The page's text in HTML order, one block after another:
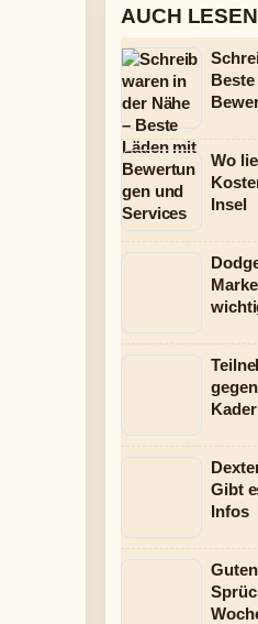
AUCH LESEN
Wo
Insel
Gibt
Infos